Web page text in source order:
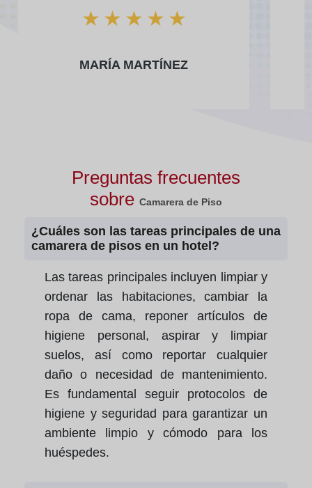
★ ★ ★ ★ ★
MARÍA MARTÍNEZ
Preguntas frecuentes
sobre Camarera de Piso
¿Cuáles son las tareas principales de una
camarera de pisos en un hotel?
Las tareas principales incluyen limpiar y
ordenar las habitaciones, cambiar la
ropa de cama, reponer artículos de
higiene personal, aspirar y limpiar
suelos, así como reportar cualquier
daño o necesidad de mantenimiento.
Es fundamental seguir protocolos de
higiene y seguridad para garantizar un
ambiente limpio y cómodo para los
huéspedes.